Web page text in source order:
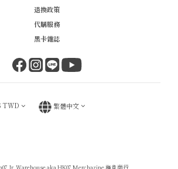
退換政策
代購服務
黑卡雜誌
TWD 繁體中文
Jr. Warehouse aka HK07 Merchazine 海肯商行